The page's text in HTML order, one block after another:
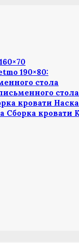
190×80:
стола
кровати
Сборка кровати